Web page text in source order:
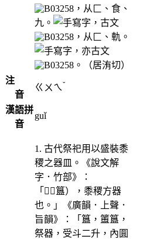
，从匚、食、
九。
，古文
，从匚、軌。
，亦古文
。（居洧切）
注
音
ㄍㄨㄟˇ
漢語拼
音
guǐ
1. 古代祭祀用以盛裝黍
稷之器皿。《說文解
字．竹部》：
「󸏵（簋），黍稷方器
也。」《廣韻．上聲．
旨韻》：「簋，簠簋，
祭器，受斗二升，內圎